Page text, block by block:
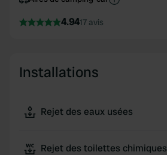
4.9417 avis
Installations
Rejet des eaux usées
Rejet des toilettes chimiques